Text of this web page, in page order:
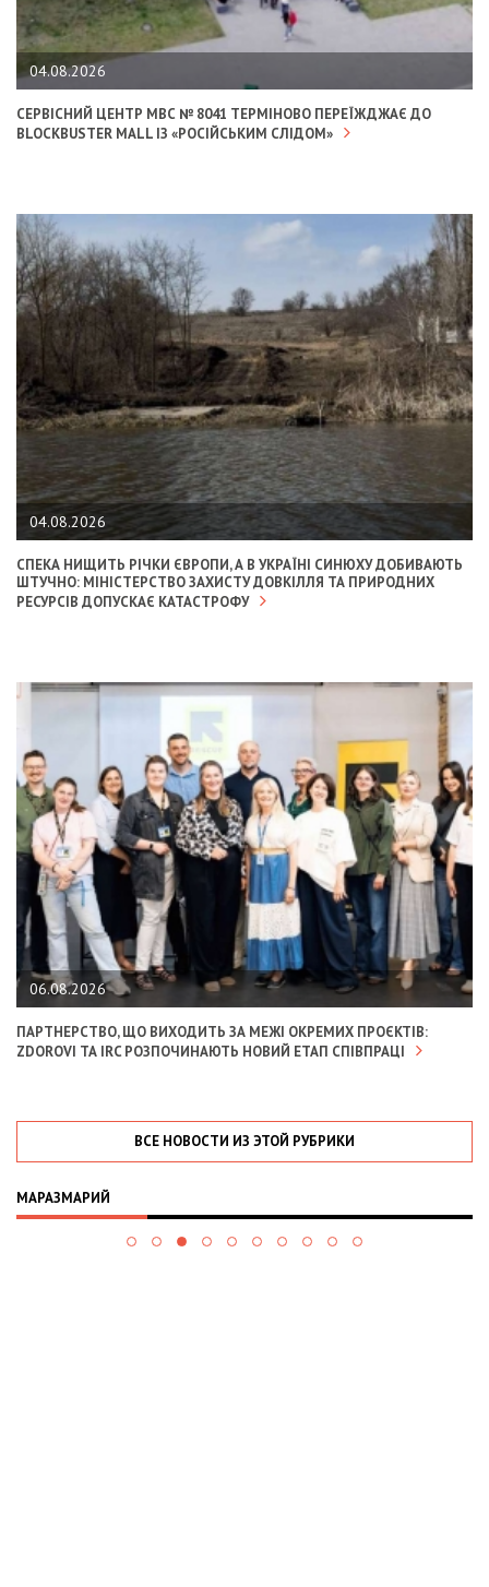
04.08.2026
СЕРВІСНИЙ ЦЕНТР МВС № 8041 ТЕРМІНОВО ПЕРЕЇЖДЖАЄ ДО
BLOCKBUSTER MALL ІЗ «РОСІЙСЬКИМ СЛІДОМ»
04.08.2026
СПЕКА НИЩИТЬ РІЧКИ ЄВРОПИ, А В УКРАЇНІ СИНЮХУ ДОБИВАЮТЬ
ШТУЧНО: МІНІСТЕРСТВО ЗАХИСТУ ДОВКІЛЛЯ ТА ПРИРОДНИХ
РЕСУРСІВ ДОПУСКАЄ КАТАСТРОФУ
06.08.2026
ПАРТНЕРСТВО, ЩО ВИХОДИТЬ ЗА МЕЖІ ОКРЕМИХ ПРОЄКТІВ:
ZDOROVI ТА IRC РОЗПОЧИНАЮТЬ НОВИЙ ЕТАП СПІВПРАЦІ
ВСЕ НОВОСТИ ИЗ ЭТОЙ РУБРИКИ
МАРАЗМАРИЙ